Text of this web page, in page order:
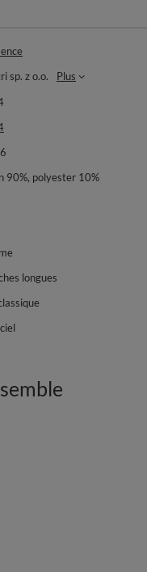
sp. z o.o.
Plus
90%, polyester 10%
longues